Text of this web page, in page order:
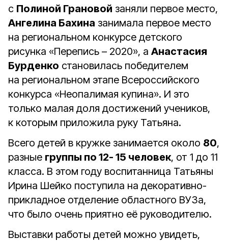
с Полиной Грановой заняли первое место,
Ангелина Бахина занимала первое место
на региональном конкурсе детского
рисунка «Перепись – 2020», а Анастасия
Бурденко становилась победителем
на региональном этапе Всероссийского
конкурса «Неопалимая купина». И это
только малая доля достижений учеников,
к которым приложила руку Татьяна.
Всего детей в кружке занимается около 80,
разные группы по 12- 15 человек, от 1 до 11
класса. В этом году воспитанница Татьяны
Ирина Шейко поступила на декоративно-
прикладное отделение областного ВУЗа,
что было очень приятно её руководителю.
Выставки работы детей можно увидеть,